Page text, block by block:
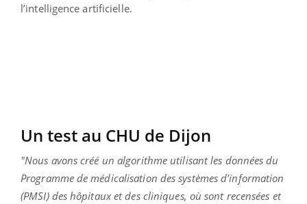
l’intelligence artificielle.
Un test au CHU de Dijon
"Nous avons créé un algorithme utilisant les données du
Programme de médicalisation des systèmes d'information
(PMSI) des hôpitaux et des cliniques, où sont recensées et